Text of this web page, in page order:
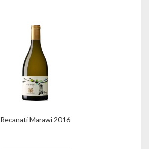
Recanati Marawi 2016